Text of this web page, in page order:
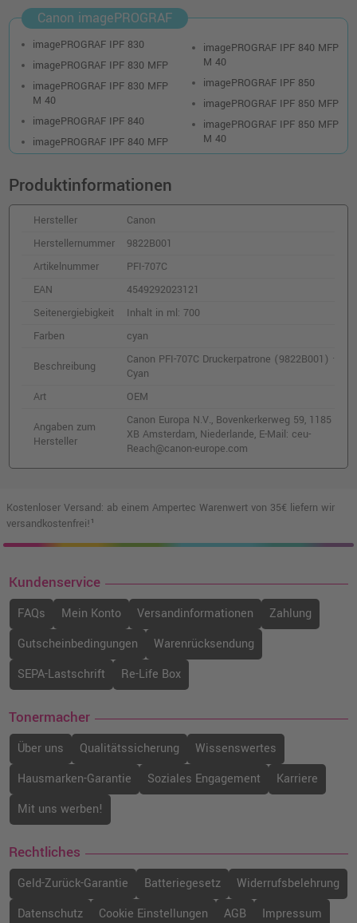
Canon imagePROGRAF
imagePROGRAF IPF 830
imagePROGRAF IPF 830 MFP
imagePROGRAF IPF 830 MFP
M 40
imagePROGRAF IPF 840
imagePROGRAF IPF 840 MFP
imagePROGRAF IPF 840 MFP
M 40
imagePROGRAF IPF 850
imagePROGRAF IPF 850 MFP
imagePROGRAF IPF 850 MFP
M 40
Produktinformationen
Hersteller
Canon
Herstellernummer
9822B001
Artikelnummer
PFI-707C
EAN
4549292023121
Seitenergiebigkeit
Inhalt in ml: 700
Farben
cyan
Beschreibung
Canon PFI-707C Druckerpatrone (9822B001) ·
Cyan
Art
OEM
Angaben zum
Hersteller
Canon Europa N.V., Bovenkerkerweg 59, 1185
XB Amsterdam, Niederlande, E-Mail: ceu-
Reach@canon-europe.com
Kostenloser Versand: ab einem Ampertec Warenwert von 35€ liefern wir
versandkostenfrei!¹
Kundenservice
FAQs Mein Konto Versandinformationen
Zahlung
Gutscheinbedingungen
Warenrücksendung
SEPA-Lastschrift
Re-Life Box
Tonermacher
Über uns Qualitätssicherung
Wissenswertes
Hausmarken-Garantie
Soziales Engagement
Karriere
Mit uns werben!
Rechtliches
Geld-Zurück-Garantie Batteriegesetz
Widerrufsbelehrung
Datenschutz
Cookie Einstellungen AGB Impressum